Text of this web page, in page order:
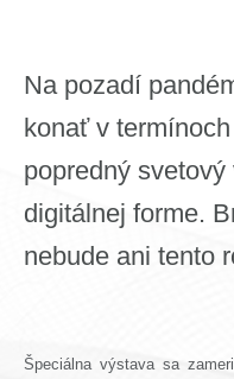
Na pozadí
konať v
popredný
digitálnej forme.
nebude ani tento
Špeciálna výstava sa